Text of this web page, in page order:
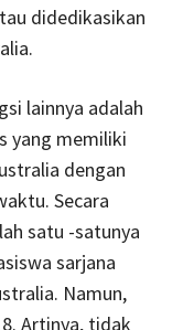
didedikasikan
lainnya adalah
yang memiliki
dengan
Secara
satu -satunya
sarjana
Namun,
Artinya, tidak